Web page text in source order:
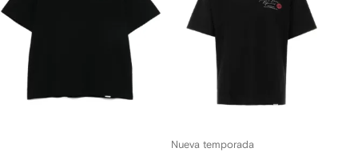
Nueva temporada